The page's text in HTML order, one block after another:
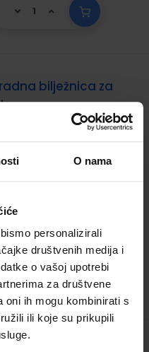
O nama
personalizirali
društvenih medija i
o vašoj upotrebi
za društvene
oni ih mogu kombinirati s
ili koje su prikupili
radna bilježnica za
Gecan
Registarski broj